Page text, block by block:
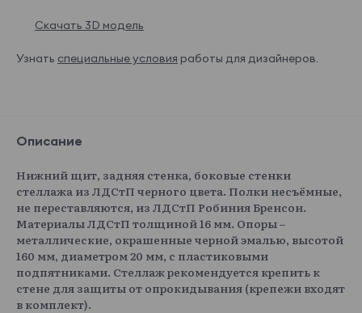
Скачать 3D модель
Узнать специальные условия работы для дизайнеров.
Описание
Нижний щит, задняя стенка, боковые стенки
стеллажа из ЛДСтП черного цвета. Полки несъёмные,
не переставляются, из ЛДСтП Робиния Бренсон.
Материалы ЛДСтП толщиной 16 мм. Опоры –
металлические, окрашенные черной эмалью, высотой
160 мм, диаметром 20 мм, с пластиковыми
подпятниками. Стеллаж рекомендуется крепить к
стене для защиты от опрокидывания (крепежи входят
в комплект).